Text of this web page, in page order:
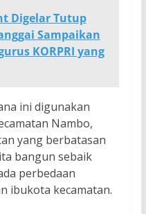
Digelar Tutup
Sampaikan
KORPRI yang
ini digunakan
Nambo,
yang berbatasan
bangun sebaik
perbedaan
ibukota kecamatan.